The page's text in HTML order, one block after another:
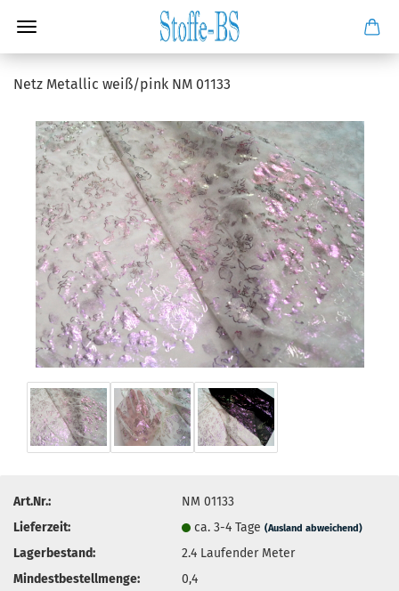
Netz Metallic weiß/pink NM 01133
Art.Nr.:
NM 01133
Lieferzeit:
ca. 3-4 Tage(Ausland abweichend)
Lagerbestand: 2.4 Laufender Meter
Mindestbestellmenge:
0,4